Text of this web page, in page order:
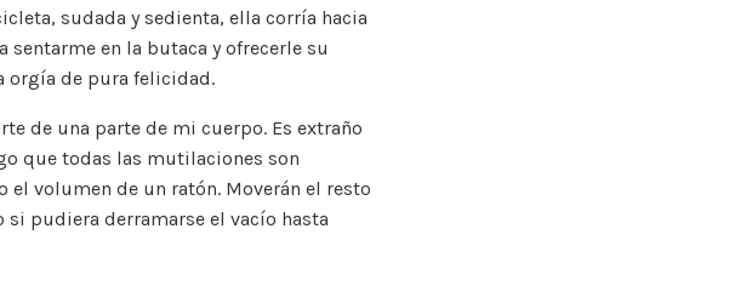
sudada y sedienta, ella corría hacia
sentarme en la butaca y ofrecerle su
orgía de pura felicidad.
de una parte de mi cuerpo. Es extraño
que todas las mutilaciones son
el volumen de un ratón. Moverán el resto
pudiera derramarse el vacío hasta